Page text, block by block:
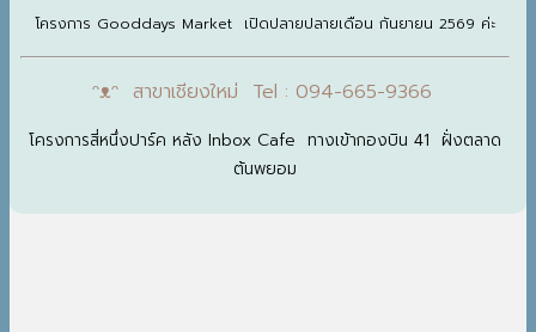
โครงการ Gooddays Market เปิดปลายปลายเดือน กันยายน 2569 ค่ะ
ᵔᴥᵔ สาขาเชียงใหม่ Tel : 094-665-9366
โครงการสี่หนึ่งปาร์ค หลัง Inbox Cafe ทางเข้ากองบิน 41 ฝั่งตลาด
ต้นพยอม